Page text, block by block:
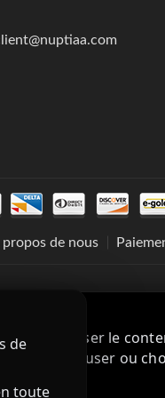
propos de nous
©
personnaliser le
refuser ou
de
toute